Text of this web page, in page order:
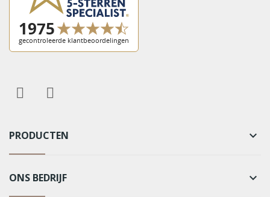
PRODUCTEN keyboard_arrow_down
ONS BEDRIJF keyboard_arrow_down